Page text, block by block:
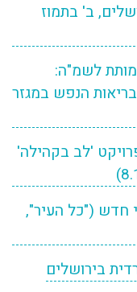
ב' בתמוז
לשמ"ה:
הנפש במגזר
'לב בקהילה'
חדש ("כל העיר",
בירושלים